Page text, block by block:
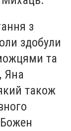
з
здобули
та
Яна
також